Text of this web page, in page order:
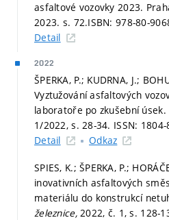
asfaltové vozovky 2023.
2023. s. 72.ISBN: 978-80-
Detail
2022
ŠPERKA, P.; KUDRNA, J.;
Vyztužování asfaltových
laboratoře po zkušební úsek.
1/2022,s. 28-34. ISSN:
Detail
Odkaz
SPIES, K.; ŠPERKA, P.;
inovativních asfaltových
materiálu do konstrukcí
železnice, 2022, č. 1,s. 128-